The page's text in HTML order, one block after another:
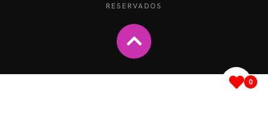
RESERVADOS
0